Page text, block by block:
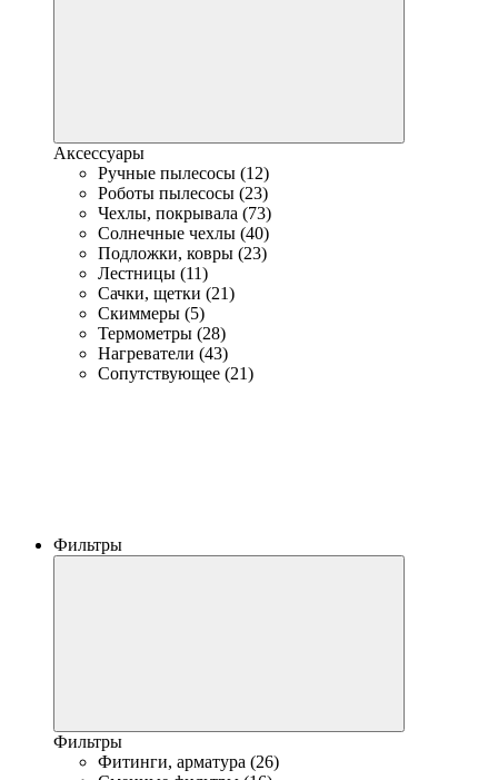
Аксессуары
Ручные пылесосы (12)
Роботы пылесосы (23)
Чехлы, покрывала (73)
Солнечные чехлы (40)
Подложки, ковры (23)
Лестницы (11)
Сачки, щетки (21)
Скиммеры (5)
Термометры (28)
Нагреватели (43)
Сопутствующее (21)
Фильтры
Фильтры
Фитинги, арматура (26)